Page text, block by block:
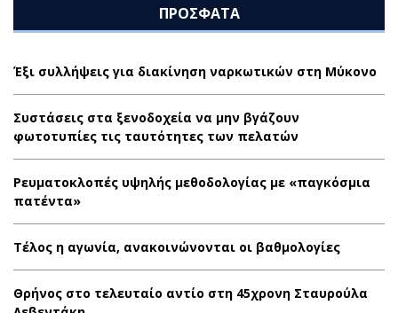
ΠΡΟΣΦΑΤΑ
Έξι συλλήψεις για διακίνηση ναρκωτικών στη Μύκονο
Συστάσεις στα ξενοδοχεία να μην βγάζουν
φωτοτυπίες τις ταυτότητες των πελατών
Ρευματοκλοπές υψηλής μεθοδολογίας με «παγκόσμια
πατέντα»
Τέλος η αγωνία, ανακοινώνονται οι βαθμολογίες
Θρήνος στο τελευταίο αντίο στη 45χρονη Σταυρούλα